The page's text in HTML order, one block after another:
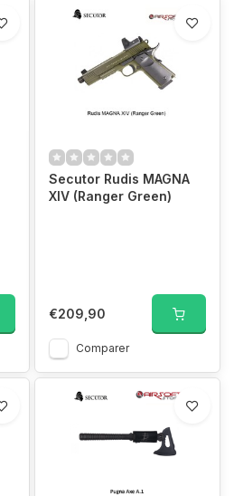
Secutor Rudis MAGNA
XIV (Ranger Green)
€209,90
Comparer